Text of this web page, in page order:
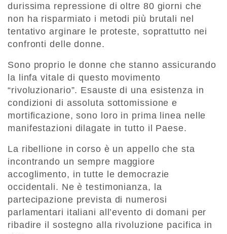
durissima repressione di oltre 80 giorni che
non ha risparmiato i metodi più brutali nel
tentativo arginare le proteste, soprattutto nei
confronti delle donne.
Sono proprio le donne che stanno assicurando
la linfa vitale di questo movimento
“rivoluzionario”. Esauste di una esistenza in
condizioni di assoluta sottomissione e
mortificazione, sono loro in prima linea nelle
manifestazioni dilagate in tutto il Paese.
La ribellione in corso è un appello che sta
incontrando un sempre maggiore
accoglimento, in tutte le democrazie
occidentali. Ne è testimonianza, la
partecipazione prevista di numerosi
parlamentari italiani all’evento di domani per
ribadire il sostegno alla rivoluzione pacifica in